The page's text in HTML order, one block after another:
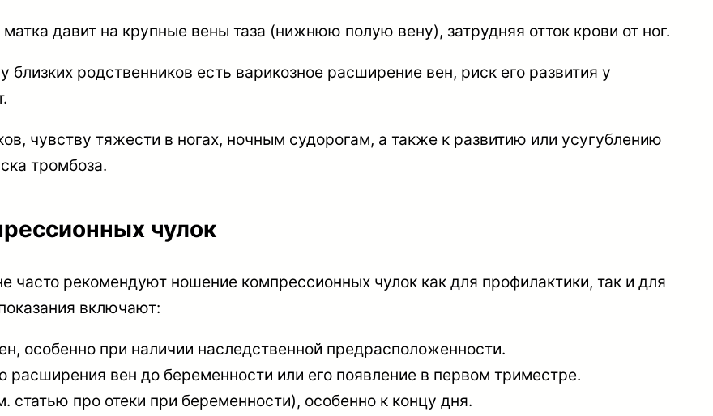
давит на крупные вены таза (нижнюю полую вену), затрудняя отток крови от ног.
родственников есть варикозное расширение вен, риск его развития у
чувству тяжести в ногах, ночным судорогам, а также к развитию или усугублению
тромбоза.
чулок
часто рекомендуют ношение компрессионных чулок как для профилактики, так и для
включают:
особенно при наличии наследственной предрасположенности.
вен до беременности или его появление в первом триместре.
статью про отеки при беременности), особенно к концу дня.